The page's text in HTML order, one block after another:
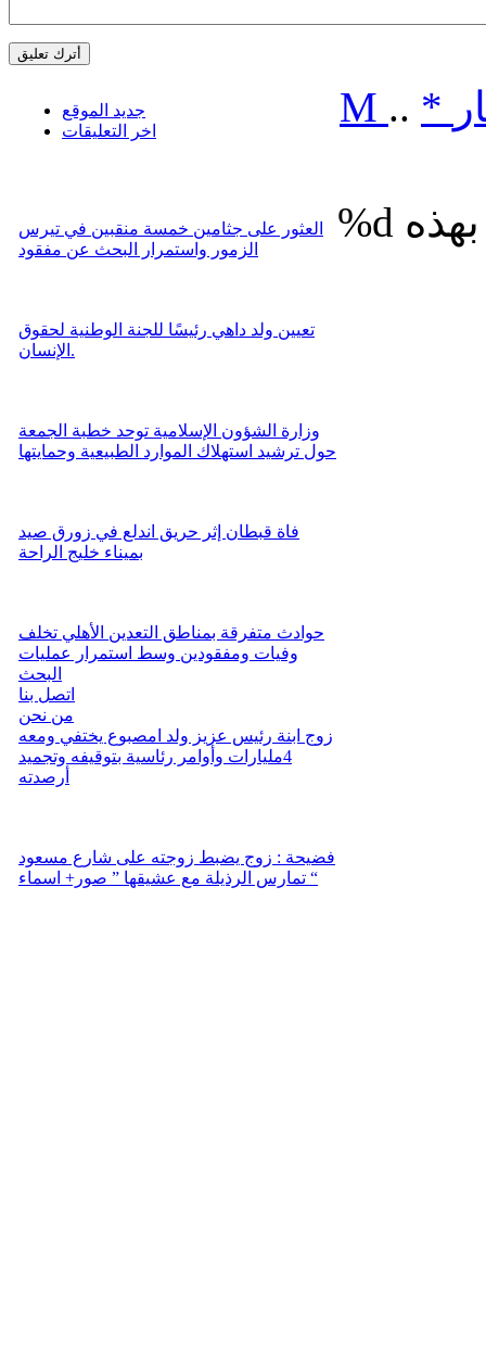
جديد الموقع
اخر التعليقات
العثور على جثامين خمسة منقبين في تيرس
الزمور واستمرار البحث عن مفقود
تعيين ولد داهي رئيسًا للجنة الوطنية لحقوق
الإنسان.
وزارة الشؤون الإسلامية توحد خطبة الجمعة
حول ترشيد استهلاك الموارد الطبيعية وحمايتها
فاة قبطان إثر حريق اندلع في زورق صيد
بميناء خليج الراحة
حوادث متفرقة بمناطق التعدين الأهلي تخلف
وفيات ومفقودين وسط استمرار عمليات
البحث
اتصل بنا
من نحن
زوج ابنة رئيس عزيز ولد امصبوع يختفي ومعه
4مليارات وأوامر رئاسية بتوقيفه وتجميد
أرصدته
فضيحة : زوج يضبط زوجته على شارع مسعود
تمارس الرذيلة مع عشيقها ” صور+ اسماء “
M .. *
%d